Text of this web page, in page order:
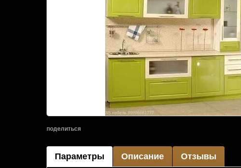
поделиться
Параметры Описание Отзывы